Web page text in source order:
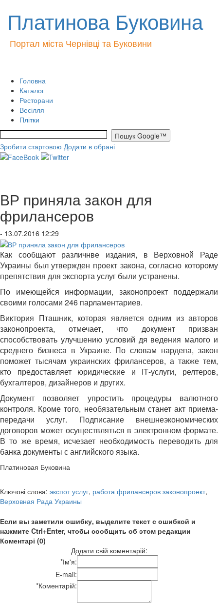
Платинова Буковина
Портал міста Чернівці та Буковини
Головна
Каталог
Ресторани
Весілля
Плітки
Зробити стартовою Додати в обрані
ВР приняла закон для
фрилансеров
- 13.07.2016 12:29
Как сообщают различнве издания, в Верховной Раде
Украины был утвержден проект закона, согласно которому
препятствия для экспорта услуг были устранены.
По имеющейся информации, законопроект поддержали
своими голосами 246 парламентариев.
Виктория Пташник, которая является одним из авторов
законопроекта, отмечает, что документ призван
способствовать улучшению условий дя ведения малого и
среднего бизнеса в Украине. По словам нардепа, закон
поможет тысячам украинских фрилансеров, а также тем,
кто предоставляет юридические и ІТ-услуги, релтеров,
бухгалтеров, дизайнеров и других.
Документ позволяет упростить процедуры валютного
контроля. Кроме того, необязательным станет акт приема-
передачи услуг. Подписание внешнеэкономических
договоров может осуществляться в электронном формате.
В то же время, исчезает необходимость переводить для
банка документы с английского языка.
Платиновая Буковина
Ключові слова: экспот услуг, работа фрилансеров законопроект,
Верховная Рада Украины
Если вы заметили ошибку, выделите текст с ошибкой и
нажмите Ctrl+Enter, чтобы сообщить об этом редакции
Коментарі (0)
Додати свій коментарій:
*Ім'я:
E-mail:
*Коментарій: